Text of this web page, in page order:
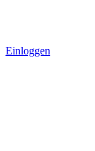
Einloggen